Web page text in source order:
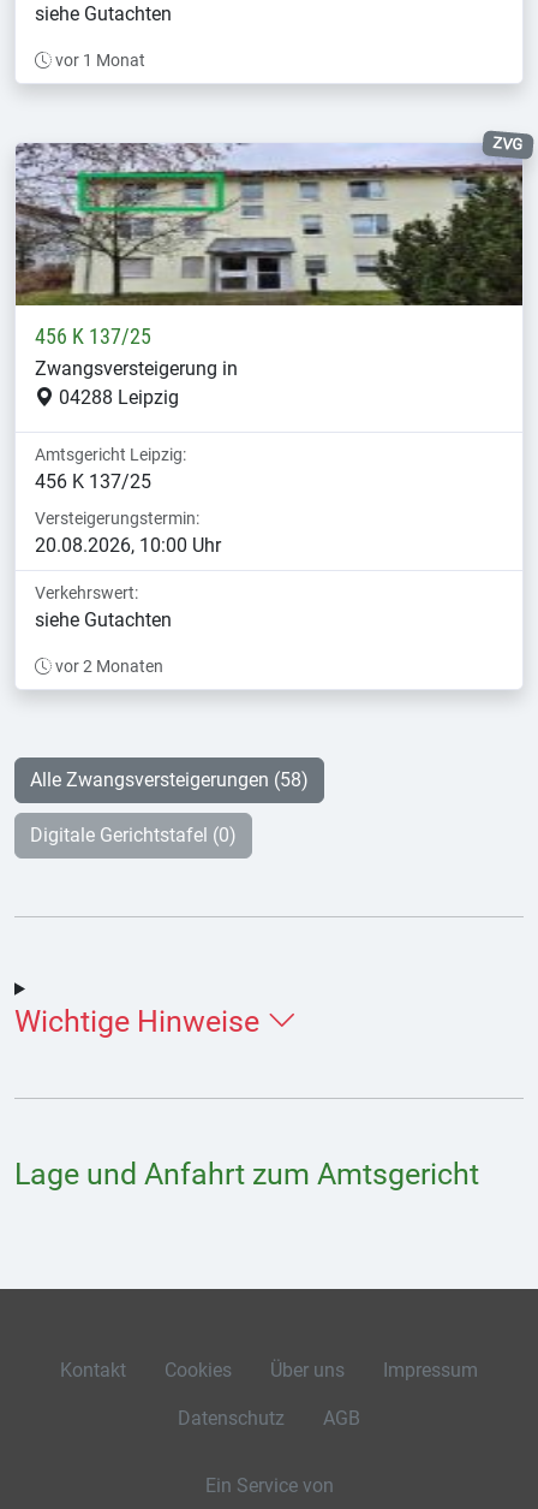
siehe Gutachten
vor 1 Monat
ZVG
456 K 137/25
Zwangsversteigerung in
04288 Leipzig
Amtsgericht Leipzig:
456 K 137/25
Versteigerungstermin:
20.08.2026, 10:00 Uhr
Verkehrswert:
siehe Gutachten
vor 2 Monaten
Alle Zwangsversteigerungen (58)
Digitale Gerichtstafel (0)
Wichtige Hinweise
Lage und Anfahrt zum Amtsgericht
Kontakt Cookies Über uns Impressum
Datenschutz AGB
Ein Service von